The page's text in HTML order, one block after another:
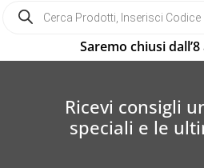
Saremo chiusi
Ricevi consigli
speciali e le